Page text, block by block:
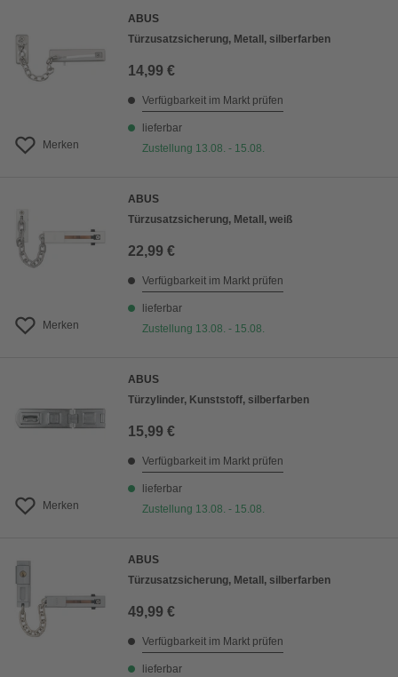
Merken
ABUS
Türzusatzsicherung, Metall, silberfarben
14,99 €
Verfügbarkeit im Markt prüfen
lieferbar
Zustellung 13.08. - 15.08.
Merken
ABUS
Türzusatzsicherung, Metall, weiß
22,99 €
Verfügbarkeit im Markt prüfen
lieferbar
Zustellung 13.08. - 15.08.
Merken
ABUS
Türzylinder, Kunststoff, silberfarben
15,99 €
Verfügbarkeit im Markt prüfen
lieferbar
Zustellung 13.08. - 15.08.
ABUS
Türzusatzsicherung, Metall, silberfarben
49,99 €
Verfügbarkeit im Markt prüfen
lieferbar